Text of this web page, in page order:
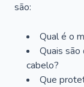
são:
Qual é o
Quais
cabelo?
Que